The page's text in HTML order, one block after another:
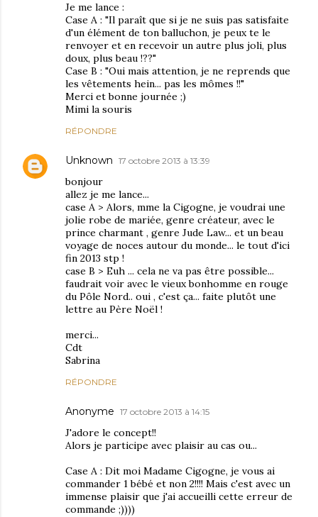
Je me lance :
Case A : "Il paraît que si je ne suis pas satisfaite
d'un élément de ton balluchon, je peux te le
renvoyer et en recevoir un autre plus joli, plus
doux, plus beau !??"
Case B : "Oui mais attention, je ne reprends que
les vêtements hein... pas les mômes !!"
Merci et bonne journée ;)
Mimi la souris
RÉPONDRE
Unknown 17 octobre 2013 à 13:39
bonjour
allez je me lance...
case A > Alors, mme la Cigogne, je voudrai une
jolie robe de mariée, genre créateur, avec le
prince charmant , genre Jude Law... et un beau
voyage de noces autour du monde... le tout d'ici
fin 2013 stp !
case B > Euh ... cela ne va pas être possible...
faudrait voir avec le vieux bonhomme en rouge
du Pôle Nord.. oui , c'est ça... faite plutôt une
lettre au Père Noël !
merci...
Cdt
Sabrina
RÉPONDRE
Anonyme 17 octobre 2013 à 14:15
J'adore le concept!!
Alors je participe avec plaisir au cas ou...
Case A : Dit moi Madame Cigogne, je vous ai
commander 1 bébé et non 2!!!! Mais c'est avec un
immense plaisir que j'ai accueilli cette erreur de
commande ;))))